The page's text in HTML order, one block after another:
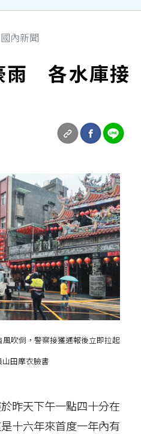
國內新聞
雨 各水庫接
吹倒，警察接獲通報後立即拉起
田摩衣臉書
昨天下午一點四十分在
十六年來首度一年內有